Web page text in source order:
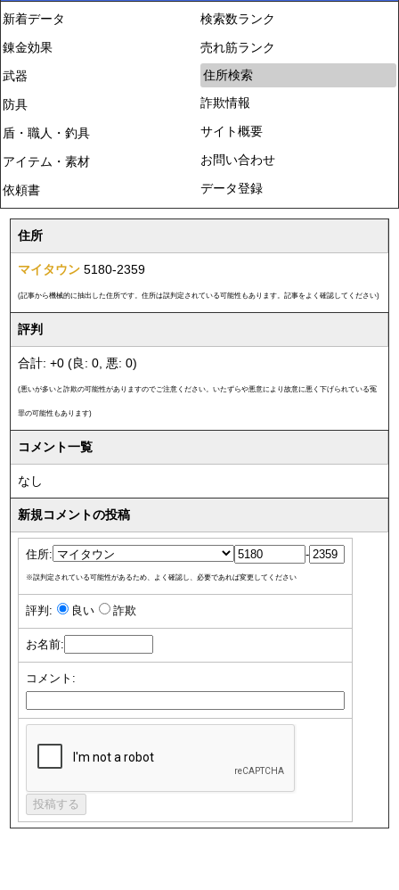
新着データ
錬金効果
武器
防具
盾・職人・釣具
アイテム・素材
依頼書
検索数ランク
売れ筋ランク
住所検索
詐欺情報
サイト概要
お問い合わせ
データ登録
住所
マイタウン 5180-2359
(記事から機械的に抽出した住所です。住所は誤判定されている可能性もあります。記事をよく確認してください)
評判
合計: +0 (良: 0, 悪: 0)
(悪いが多いと詐欺の可能性がありますのでご注意ください。いたずらや悪意により故意に悪く下げられている冤
罪の可能性もあります)
コメント一覧
なし
新規コメントの投稿
住所: -
※誤判定されている可能性があるため、よく確認し、必要であれば変更してください
評判: 良い 詐欺
お名前:
コメント: